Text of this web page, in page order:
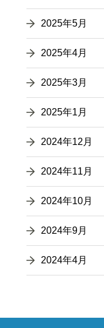
2025年5月
2025年4月
2025年3月
2025年1月
2024年12月
2024年11月
2024年10月
2024年9月
2024年4月